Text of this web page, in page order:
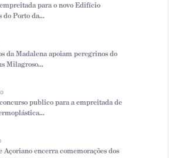
para o novo Edifício
do Porto da...
da Madalena apoiam peregrinos do
Milagroso...
publico para a empreitada de
Açoriano encerra comemorações dos